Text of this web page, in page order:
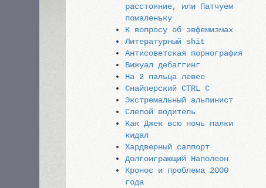
расстояние, или Патчуем
помаленьку
К вопросу об эвфемизмах
Литературный shit
Антисоветская порнография
Вижуал дебаггинг
На 2 пальца левее
Снайперский CTRL C
Экстремальный альпинист
Слепой водитель
Как Джек всю ночь палки
кидал
Хардверный саппорт
Долгоиграющий Наполеон
Кронос и проблема 2000
года